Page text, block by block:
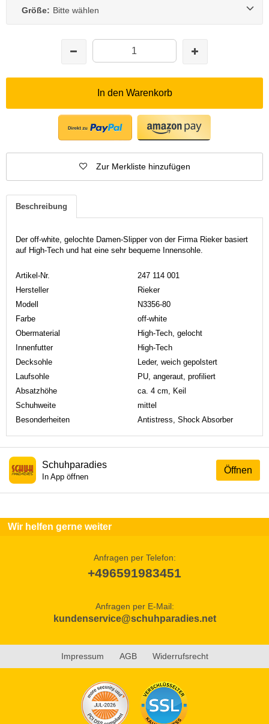
Größe: Bitte wählen
In den Warenkorb
Zur Merkliste hinzufügen
Beschreibung
Der off-white, gelochte Damen-Slipper von der Firma Rieker basiert
auf High-Tech und hat eine sehr bequeme Innensohle.
Artikel-Nr.
247 114 001
Hersteller
Rieker
Modell
N3356-80
Farbe
off-white
Obermaterial
High-Tech, gelocht
Innenfutter
High-Tech
Decksohle
Leder, weich gepolstert
Laufsohle
PU, angeraut, profiliert
Absatzhöhe
ca. 4 cm, Keil
Schuhweite
mittel
Besonderheiten
Antistress, Shock Absorber
Öffnen
Schuhparadies
In App öffnen
Wir helfen gerne weiter
Anfragen per Telefon:
+496591983451
Anfragen per E-Mail:
kundenservice@schuhparadies.net
Impressum AGB Widerrufsrecht